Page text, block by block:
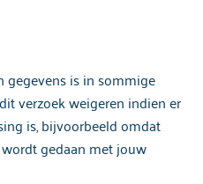
gegevens is in sommige
verzoek weigeren indien er
is, bijvoorbeeld omdat
gedaan met jouw